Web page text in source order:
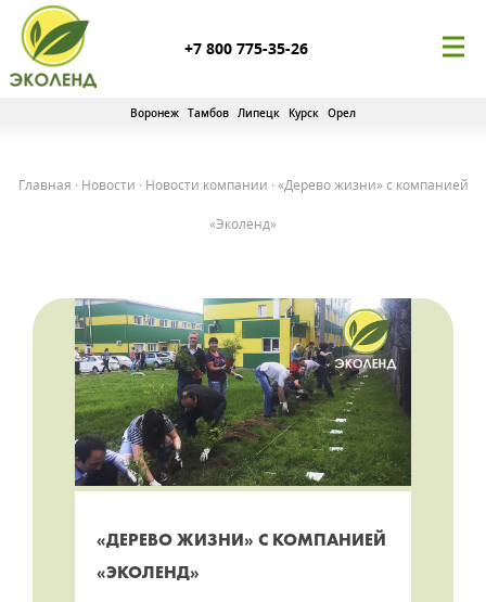
+7 800 775-35-26
Воронеж Тамбов Липецк Курск Орел
Главная · Новости · Новости компании · «Дерево жизни» с компанией
«Эколенд»
«ДЕРЕВО ЖИЗНИ» С КОМПАНИЕЙ
«ЭКОЛЕНД»